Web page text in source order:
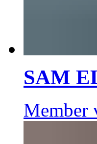
SAM
Member